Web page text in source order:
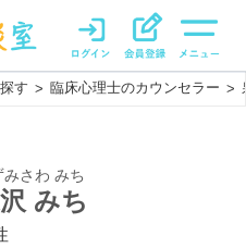
す > 臨床心理士のカウンセラー >
みさわ みち
みち